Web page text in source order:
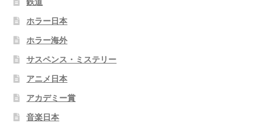
ホラー日本
ホラー海外
サスペンス・ミステリー
アニメ日本
アカデミー賞
音楽日本